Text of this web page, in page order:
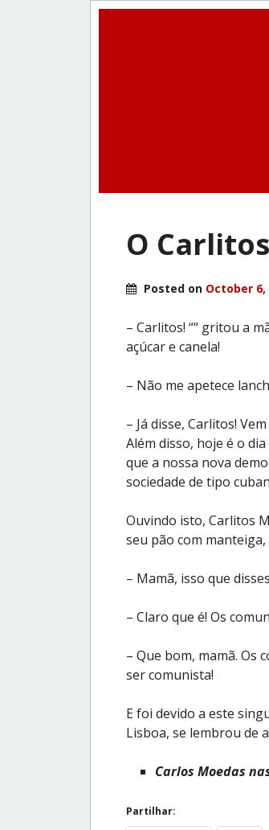
O
Posted on October 6,
– Carlitos! ““ gritou a
açúcar e canela!
– Não me apetece
– Já disse, Carlitos!
Além disso, hoje é o
que a nossa nova
sociedade de tipo
Ouvindo isto, Carlitos
seu pão com
– Mamã, isso que
– Claro que é! Os
– Que bom, mamã. Os
ser comunista!
E foi devido a este
Lisboa, se lembrou de
Carlos Moedas
Partilhar: